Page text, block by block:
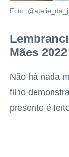
Foto:
Mães 2022
Não há nada
filho
presente é